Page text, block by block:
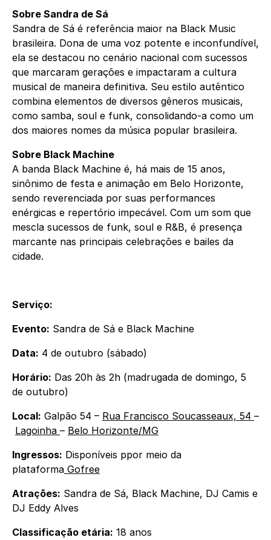
Sobre Sandra de Sá
Sandra de Sá é referência maior na Black Music
brasileira. Dona de uma voz potente e inconfundível,
ela se destacou no cenário nacional com sucessos
que marcaram gerações e impactaram a cultura
musical de maneira definitiva. Seu estilo autêntico
combina elementos de diversos gêneros musicais,
como samba, soul e funk, consolidando-a como um
dos maiores nomes da música popular brasileira.
Sobre Black Machine
A banda Black Machine é, há mais de 15 anos,
sinônimo de festa e animação em Belo Horizonte,
sendo reverenciada por suas performances
enérgicas e repertório impecável. Com um som que
mescla sucessos de funk, soul e R&B, é presença
marcante nas principais celebrações e bailes da
cidade.
Serviço:
Evento: Sandra de Sá e Black Machine
Data: 4 de outubro (sábado)
Horário: Das 20h às 2h (madrugada de domingo, 5
de outubro)
Local: Galpão 54 – Rua Francisco Soucasseaux, 54 –
Lagoinha – Belo Horizonte/MG
Ingressos: Disponíveis ppor meio da
plataforma Gofree
Atrações: Sandra de Sá, Black Machine, DJ Camis e
DJ Eddy Alves
Classificação etária: 18 anos